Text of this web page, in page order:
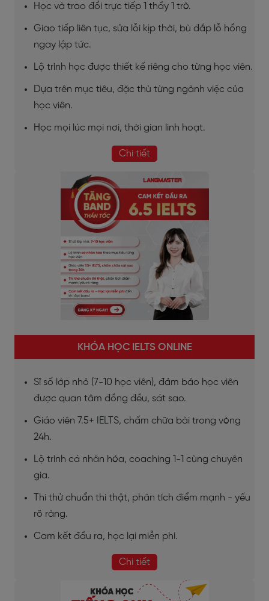
Học và trao đổi trực tiếp 1 thầy 1 trò.
Giao tiếp liên tục, sửa lỗi kịp thời, bù đắp lỗ hổng
ngay lập tức.
Lộ trình học được thiết kế riêng cho từng học viên.
Dựa trên mục tiêu, đặc thù từng ngành việc của
học viên.
Học mọi lúc mọi nơi, thời gian linh hoạt.
Chi tiết
KHÓA HỌC IELTS ONLINE
Sĩ số lớp nhỏ (7-10 học viên), đảm bảo học viên
được quan tâm đồng đều, sát sao.
Giáo viên 7.5+ IELTS, chấm chữa bài trong vòng
24h.
Lộ trình cá nhân hóa, coaching 1-1 cùng chuyên
gia.
Thi thử chuẩn thi thật, phân tích điểm mạnh - yếu
rõ ràng.
Cam kết đầu ra, học lại miễn phí.
Chi tiết